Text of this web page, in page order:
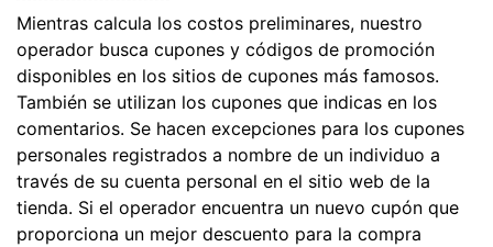
Mientras calcula los costos preliminares, nuestro
operador busca cupones y códigos de promoción
disponibles en los sitios de cupones más famosos.
También se utilizan los cupones que indicas en los
comentarios. Se hacen excepciones para los cupones
personales registrados a nombre de un individuo a
través de su cuenta personal en el sitio web de la
tienda. Si el operador encuentra un nuevo cupón que
proporciona un mejor descuento para la compra